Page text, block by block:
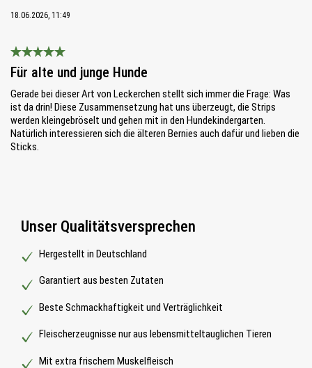
18.06.2026, 11:49
Bewertung mit 5 von 5 Sternen
Für alte und junge Hunde
Gerade bei dieser Art von Leckerchen stellt sich immer die Frage: Was
ist da drin! Diese Zusammensetzung hat uns überzeugt, die Strips
werden kleingebröselt und gehen mit in den Hundekindergarten.
Natürlich interessieren sich die älteren Bernies auch dafür und lieben die
Sticks.
Unser Qualitätsversprechen
Hergestellt in Deutschland
Garantiert aus besten Zutaten
Beste Schmackhaftigkeit und Verträglichkeit
Fleischerzeugnisse nur aus lebensmitteltauglichen Tieren
Mit extra frischem Muskelfleisch